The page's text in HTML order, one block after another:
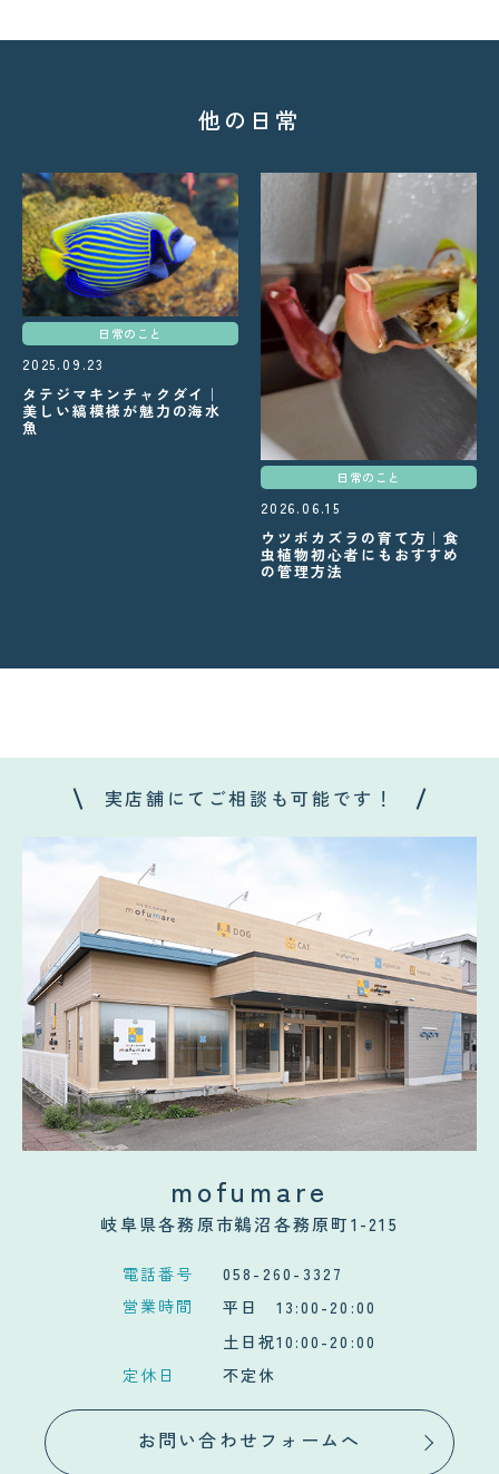
他の日常
日常のこと
2025.09.23
タテジマキンチャクダイ｜
美しい縞模様が魅力の海水
魚
日常のこと
2026.06.15
ウツボカズラの育て方｜食
虫植物初心者にもおすすめ
の管理方法
実店舗にてご相談も可能です！
mofumare
岐阜県各務原市鵜沼各務原町1-215
電話番号
058-260-3327
営業時間
平日 13:00-20:00
土日祝10:00-20:00
定休日
不定休
お問い合わせフォームへ